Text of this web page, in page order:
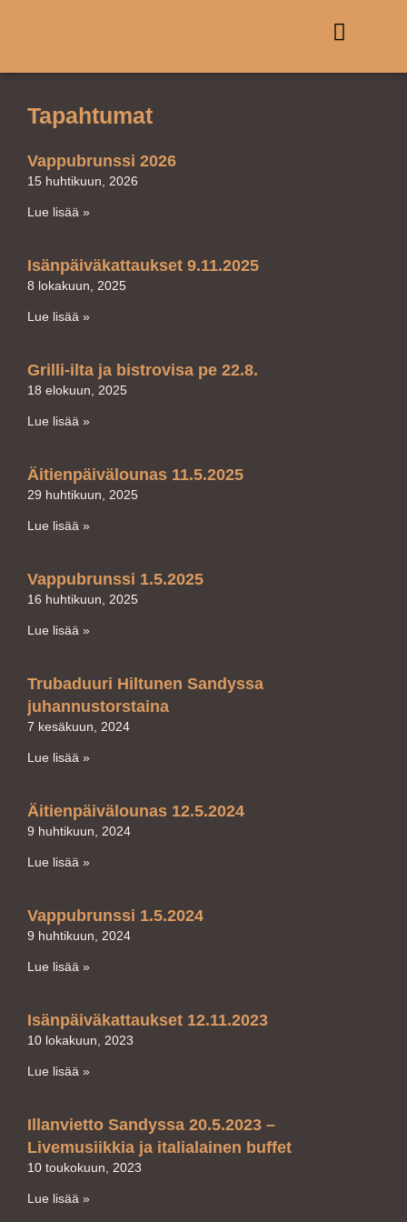
Tapahtumat
Vappubrunssi 2026
15 huhtikuun, 2026
Lue lisää »
Isänpäiväkattaukset 9.11.2025
8 lokakuun, 2025
Lue lisää »
Grilli-ilta ja bistrovisa pe 22.8.
18 elokuun, 2025
Lue lisää »
Äitienpäivälounas 11.5.2025
29 huhtikuun, 2025
Lue lisää »
Vappubrunssi 1.5.2025
16 huhtikuun, 2025
Lue lisää »
Trubaduuri Hiltunen Sandyssa
juhannustorstaina
7 kesäkuun, 2024
Lue lisää »
Äitienpäivälounas 12.5.2024
9 huhtikuun, 2024
Lue lisää »
Vappubrunssi 1.5.2024
9 huhtikuun, 2024
Lue lisää »
Isänpäiväkattaukset 12.11.2023
10 lokakuun, 2023
Lue lisää »
Illanvietto Sandyssa 20.5.2023 –
Livemusiikkia ja italialainen buffet
10 toukokuun, 2023
Lue lisää »